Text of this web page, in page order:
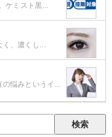
ケミスト黒...
く、濃くし...
の悩みというイ...
検索